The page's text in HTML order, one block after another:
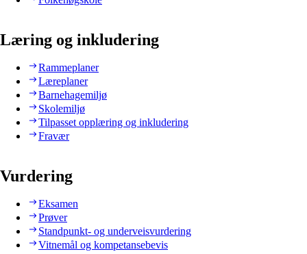
Læring og inkludering
Rammeplaner
Læreplaner
Barnehagemiljø
Skolemiljø
Tilpasset opplæring og inkludering
Fravær
Vurdering
Eksamen
Prøver
Standpunkt- og underveisvurdering
Vitnemål og kompetansebevis